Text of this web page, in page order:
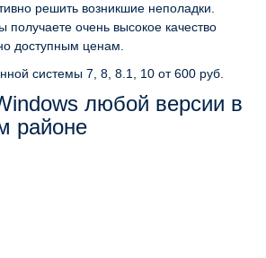
решить возникшие неполадки.
очень высокое качество
доступным ценам.
системы 7, 8, 8.1, 10 от 600 руб.
любой версии в
районе